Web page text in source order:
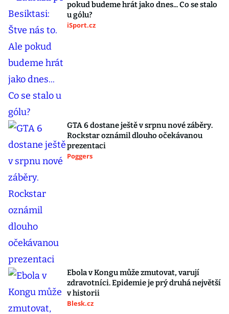
pokud budeme hrát jako dnes... Co se stalo
u gólu?
iSport.cz
GTA 6 dostane ještě v srpnu nové záběry.
Rockstar oznámil dlouho očekávanou
prezentaci
Poggers
Ebola v Kongu může zmutovat, varují
zdravotníci. Epidemie je prý druhá největší
v historii
Blesk.cz